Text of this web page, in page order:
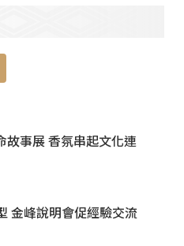
故事展 香氛串起文化連
金峰說明會促經驗交流